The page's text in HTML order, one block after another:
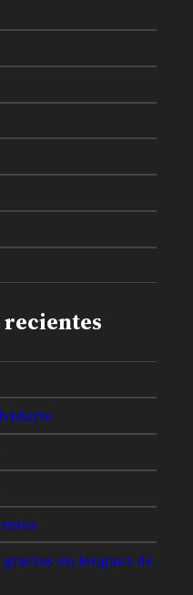
en lenguas de